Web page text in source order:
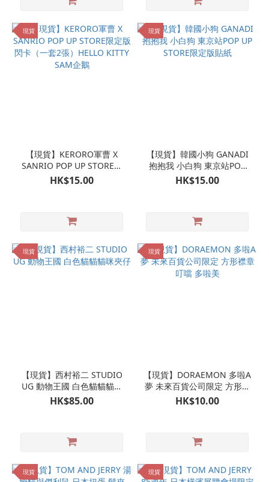
現貨
【現貨】KERORO軍曹 X
SANRIO POP UP STORE限
定版閃卡（一套2張）HELLO
KITTY SAM企鵝
HK$15.00
現貨
【現貨】韓國小狗 GANADI
抱抱我 小白狗 東京站POP
UP STORE限定版貼紙
HK$15.00
現貨
【現貨】西村裕二 STUDIO
UG 動物王國 白色貓貓貓咪
夾仔
HK$85.00
現貨
【現貨】DORAEMON 多啦A
夢 未來百貨公司限定 方形襟
章 叮噹 多啦美
HK$10.00
現貨 現貨